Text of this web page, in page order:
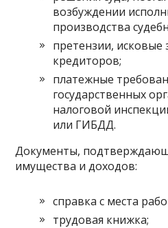
возбуждении
производства
претензии, исковые
кредиторов;
платежные
государственных
налоговой
или ГИБДД.
Документы,
имущества и доходов:
справка с места
трудовая книжка;